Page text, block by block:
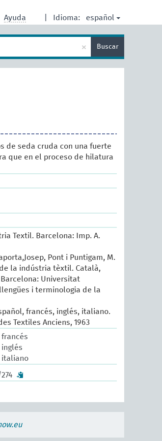
Idioma: español
Ayuda
× Buscar
de seda cruda con una fuerte
que en el proceso de hilatura
Textil. Barcelona: Imp. A.
Pont i Puntigam, M.
la indústria tèxtil. Català,
Universitat
i terminologia de la
francés, inglés, italiano.
Textiles Anciens, 1963
francés
inglés
italiano